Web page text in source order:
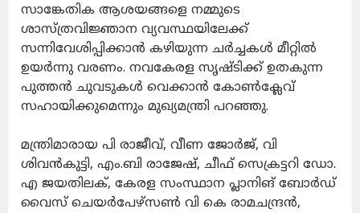
സാങ്കേതിക ആശയങ്ങളെ നമ്മുടെ
ശാസ്ത്രവിജ്ഞാന വ്യവസ്ഥയിലേക്ക്
സന്നിവേശിപ്പിക്കാൻ കഴിയുന്ന ചർച്ചകൾ മീറ്റിൽ
ഉയർന്നു വരണം. നവകേരള സൃഷ്ടിക്ക് ഉതകുന്ന
പുത്തൻ ചുവടുകൾ വെക്കാൻ കോൺക്ലേവ്
സഹായിക്കുമെന്നും മുഖ്യമന്ത്രി പറഞ്ഞു.
മന്ത്രിമാരായ പി രാജീവ്, വീണ ജോർജ്, വി
ശിവൻകുട്ടി, എം.ബി രാജേഷ്, ചീഫ് സെക്രട്ടറി ഡോ.
എ ജയതിലക്, കേരള സംസ്ഥാന പ്ലാനിങ് ബോർഡ്
വൈസ് ചെയർപേഴ്സൺ വി കെ രാമചന്ദ്രൻ,